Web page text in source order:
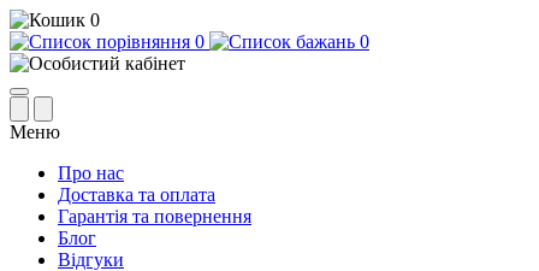
0
0
0
Меню
Про нас
Доставка та оплата
Гарантія та повернення
Блог
Відгуки